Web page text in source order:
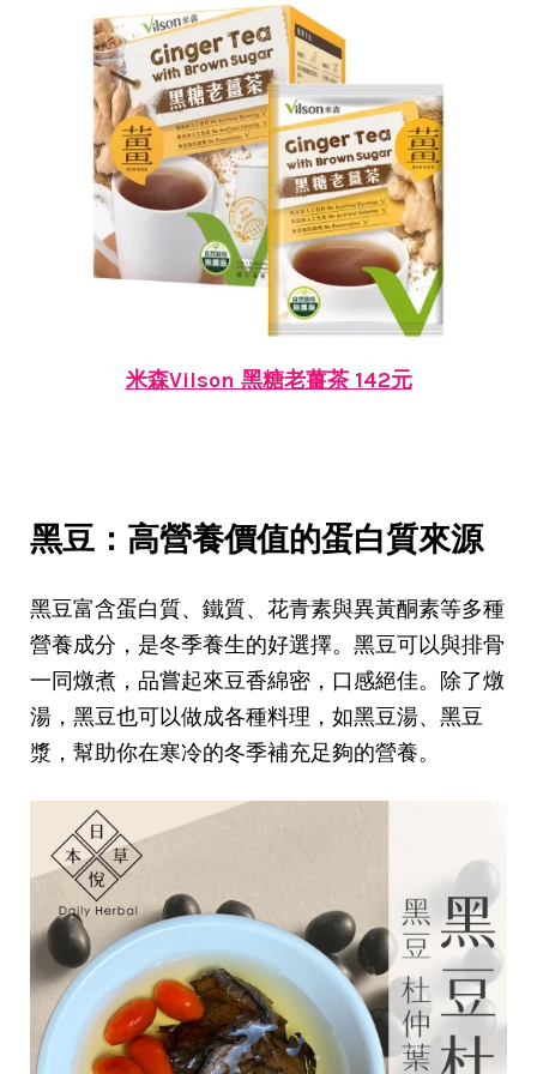
米森Vilson 黑糖老薑茶 142元
黑豆：高營養價值的蛋白質來源
黑豆富含蛋白質、鐵質、花青素與異黃酮素等多種
營養成分，是冬季養生的好選擇。黑豆可以與排骨
一同燉煮，品嘗起來豆香綿密，口感絕佳。除了燉
湯，黑豆也可以做成各種料理，如黑豆湯、黑豆
漿，幫助你在寒冷的冬季補充足夠的營養。